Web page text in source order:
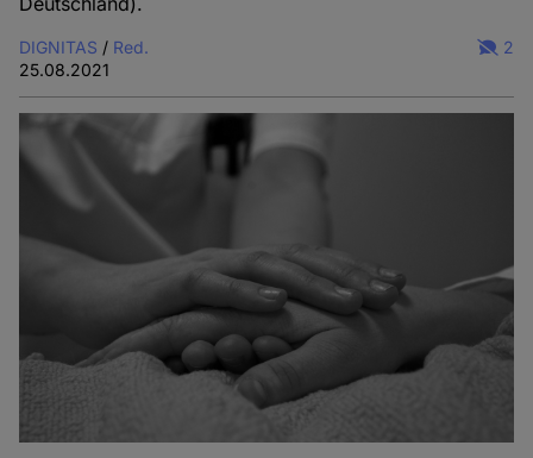
DIGNITAS / Red.
25.08.2021
2